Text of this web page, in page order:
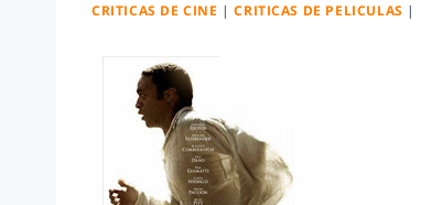
CRITICAS DE CINE |CRITICAS DE PELICULAS |